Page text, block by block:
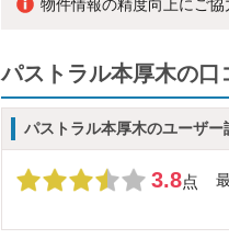
物件情報の精度向上にご
パストラル本厚木の口
パストラル本厚木のユーザー
3.8点